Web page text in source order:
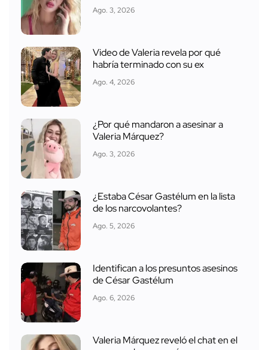
Ago. 3, 2026
Video de Valeria revela por qué
habría terminado con su ex
Ago. 4, 2026
¿Por qué mandaron a asesinar a
Valeria Márquez?
Ago. 3, 2026
¿Estaba César Gastélum en la lista
de los narcovolantes?
Ago. 5, 2026
Identifican a los presuntos asesinos
de César Gastélum
Ago. 6, 2026
Valeria Márquez reveló el chat en el